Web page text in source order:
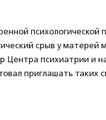
психологической
срыв у матерей
Центра психиатрии и
приглашать таких